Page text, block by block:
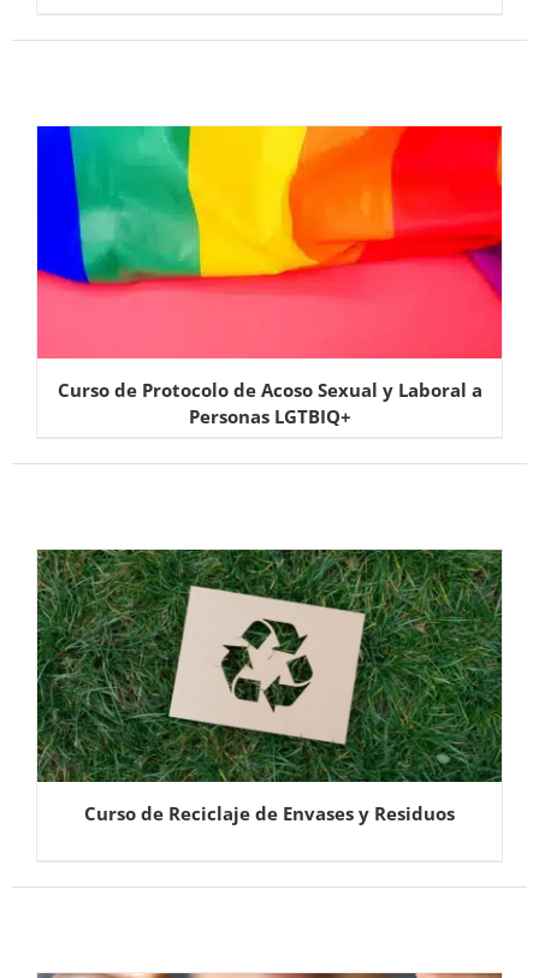
Curso de Protocolo de Acoso Sexual y Laboral a
Personas LGTBIQ+
Curso de Reciclaje de Envases y Residuos